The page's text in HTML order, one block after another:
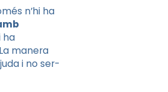
n’hi ha
ha
manera
i no ser-